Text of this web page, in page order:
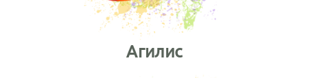
Агилис